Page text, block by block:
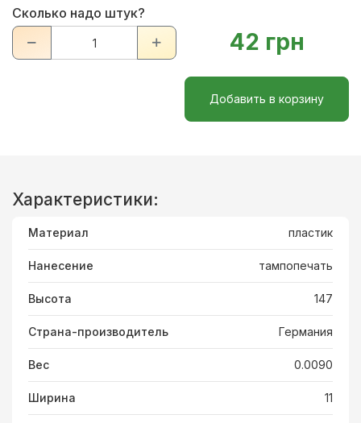
Сколько надо штук?
42 грн
Добавить в корзину
Характеристики:
Материал пластик
Нанесение тампопечать
Высота 147
Страна-производитель Германия
Вес 0.0090
Ширина 11